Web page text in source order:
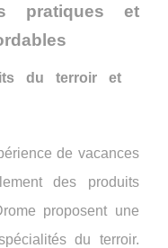
pratiques et
du terroir et
de vacances
des produits
proposent une
du terroir.